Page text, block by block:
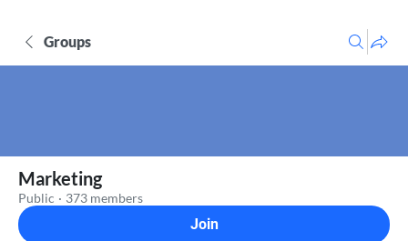
Groups
Marketing
Public · 373 members
Join